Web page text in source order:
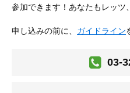
参加できます！あなたもレッツ
申し込みの前に、 ガイドライン
03-